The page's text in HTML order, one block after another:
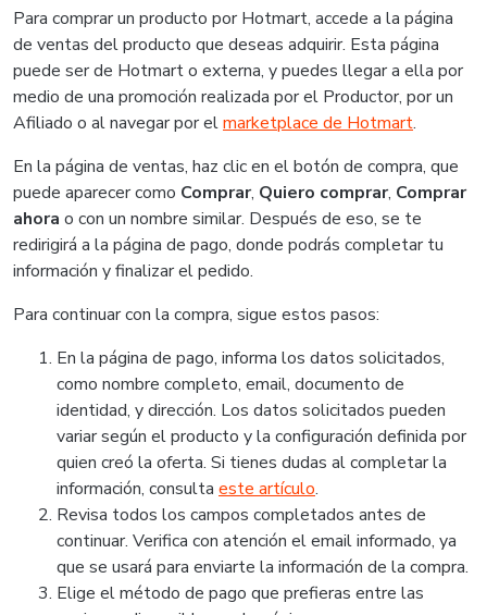
Para comprar un producto por Hotmart, accede a la página
de ventas del producto que deseas adquirir. Esta página
puede ser de Hotmart o externa, y puedes llegar a ella por
medio de una promoción realizada por el Productor, por un
Afiliado o al navegar por elmarketplace de Hotmart.
En la página de ventas, haz clic en el botón de compra, que
puede aparecer como Comprar, Quiero comprar, Comprar
ahora o con un nombre similar. Después de eso, se te
redirigirá a la página de pago, donde podrás completar tu
información y finalizar el pedido.
Para continuar con la compra, sigue estos pasos:
En la página de pago, informa los datos solicitados,
como nombre completo, email, documento de
identidad, y dirección. Los datos solicitados pueden
variar según el producto y la configuración definida por
quien creó la oferta. Si tienes dudas al completar la
información, consulta este artículo.
Revisa todos los campos completados antes de
continuar. Verifica con atención el email informado, ya
que se usará para enviarte la información de la compra.
Elige el método de pago que prefieras entre las